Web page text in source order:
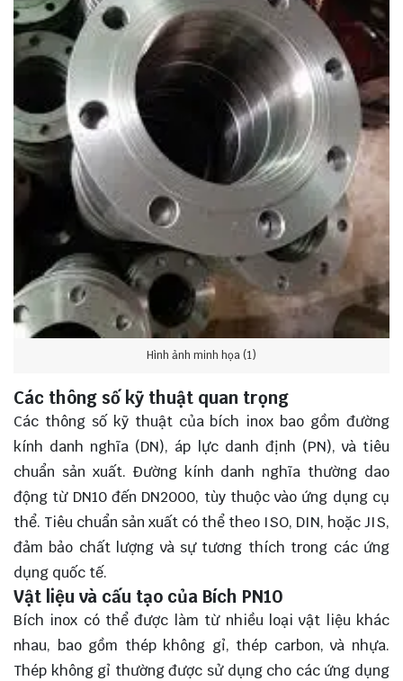
Hình ảnh minh họa (1)
Các thông số kỹ thuật quan trọng
Các thông số kỹ thuật của bích inox bao gồm đường
kính danh nghĩa (DN), áp lực danh định (PN), và tiêu
chuẩn sản xuất. Đường kính danh nghĩa thường dao
động từ DN10 đến DN2000, tùy thuộc vào ứng dụng cụ
thể. Tiêu chuẩn sản xuất có thể theo ISO, DIN, hoặc JIS,
đảm bảo chất lượng và sự tương thích trong các ứng
dụng quốc tế.
Vật liệu và cấu tạo của Bích PN10
Bích inox có thể được làm từ nhiều loại vật liệu khác
nhau, bao gồm thép không gỉ, thép carbon, và nhựa.
Thép không gỉ thường được sử dụng cho các ứng dụng